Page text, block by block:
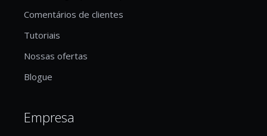
Comentários de clientes
Tutoriais
Nossas ofertas
Blogue
Empresa